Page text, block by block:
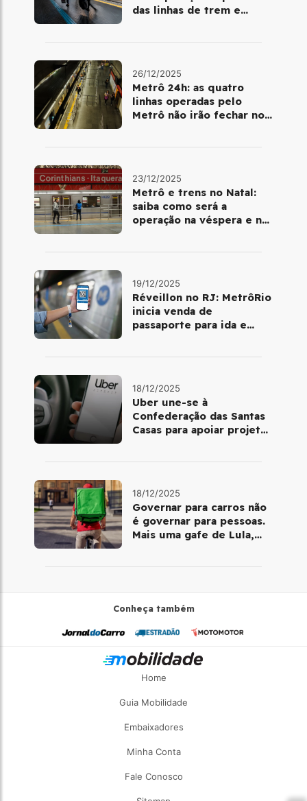
das linhas de trem e
26/12/2025
Metrô 24h: as quatro
linhas operadas pelo
Metrô não irão fechar no
23/12/2025
Metrô e trens no Natal:
saiba como será a
operação na véspera e no
19/12/2025
Réveillon no RJ: MetrôRio
inicia venda de
passaporte para ida e
18/12/2025
Uber une-se à
Confederação das Santas
Casas para apoiar projetos
18/12/2025
Governar para carros não
é governar para pessoas.
Mais uma gafe de Lula,
Conheça também
Home
Guia Mobilidade
Embaixadores
Minha Conta
Fale Conosco